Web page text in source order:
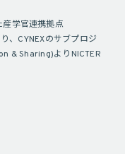
学官連携拠点
、CYNEXのサブプロジ
& Sharing)よりNICTER